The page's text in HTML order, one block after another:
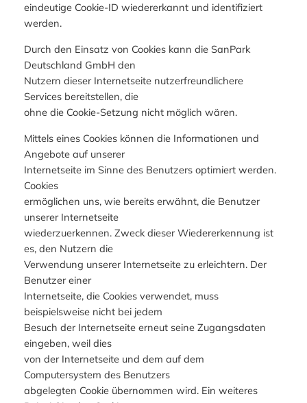
eindeutige Cookie-ID wiedererkannt und identifiziert
werden.
Durch den Einsatz von Cookies kann die SanPark
Deutschland GmbH den
Nutzern dieser Internetseite nutzerfreundlichere
Services bereitstellen, die
ohne die Cookie-Setzung nicht möglich wären.
Mittels eines Cookies können die Informationen und
Angebote auf unserer
Internetseite im Sinne des Benutzers optimiert werden.
Cookies
ermöglichen uns, wie bereits erwähnt, die Benutzer
unserer Internetseite
wiederzuerkennen. Zweck dieser Wiedererkennung ist
es, den Nutzern die
Verwendung unserer Internetseite zu erleichtern. Der
Benutzer einer
Internetseite, die Cookies verwendet, muss
beispielsweise nicht bei jedem
Besuch der Internetseite erneut seine Zugangsdaten
eingeben, weil dies
von der Internetseite und dem auf dem
Computersystem des Benutzers
abgelegten Cookie übernommen wird. Ein weiteres